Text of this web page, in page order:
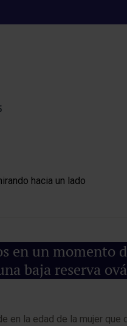
en un
baja reserva
en la edad de la mujer